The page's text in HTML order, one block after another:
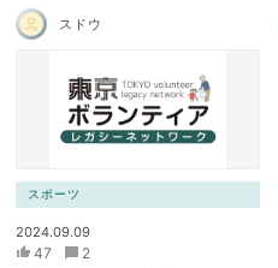
スドウ
スポーツ
2024.09.09
47 2